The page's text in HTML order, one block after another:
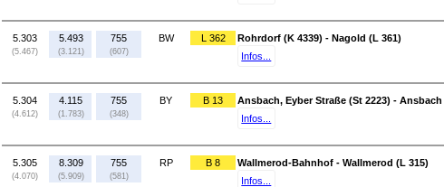
5.303
(5.467)
5.493
(3.121)
755
(607)
BW L 362
Rohrdorf (K 4339) - Nagold (L 361)
Infos...
5.304
(4.612)
4.115
(1.783)
755
(348)
BY B 13
Ansbach, Eyber Straße (St 2223) - Ansbach
Infos...
5.305
(4.070)
8.309
(5.909)
755
(581)
RP B 8
Wallmerod-Bahnhof - Wallmerod (L 315)
Infos...